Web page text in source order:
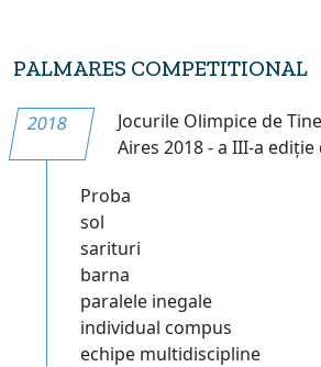
PALMARES COMPETITIONAL
2018
Jocurile Olimpice de
Aires 2018 - a III-a ediție
Proba
sol
sarituri
barna
paralele inegale
individual compus
echipe multidiscipline